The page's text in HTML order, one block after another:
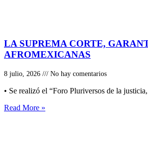
LA SUPREMA CORTE,
AFROMEXICANAS
8 julio, 2026 No hay comentarios
• Se realizó el “Foro Pluriversos de la
Read More »